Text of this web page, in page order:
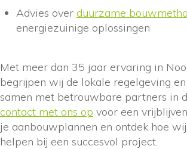
Advies over duurzame
energiezuinige oplossingen
Met meer dan 35 jaar ervaring in
begrijpen wij de lokale regelgeving
samen met betrouwbare partners in
contact met ons op voor een
je aanbouwplannen en ontdek hoe
helpen bij een succesvol project.